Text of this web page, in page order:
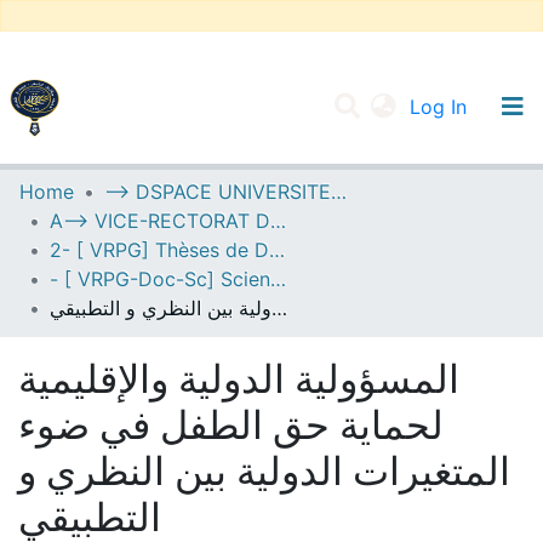
Log In
UNIVERSITY OF D.L SIDI BEL ABBES
Communities & Collections
All of DSpace
Statistics
Home
--> DSPACE UNIVERSITE DJILALLI LIABES DE SIDI BEL ABBES
A--> VICE-RECTORAT DE LA POST-GRADUATION
2- [ VRPG] Thèses de Doctorat en Sciences
- [ VRPG-Doc-Sc] Sciences juridiques --- علوم قانونية
المسؤولية الدولية والإقليمية لحماية حق الطفل في ضوء المتغيرات الدولية بين النظري و التطبيقي
المسؤولية الدولية والإقليمية
لحماية حق الطفل في ضوء
المتغيرات الدولية بين النظري و
التطبيقي